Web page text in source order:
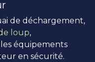
de déchargement,
loup,
équipements
en sécurité.